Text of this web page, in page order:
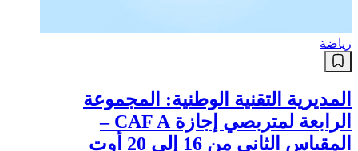
رياضة
المديرية التقنية الوطنية: المجموعة
الرابعة لمتربصي إجازة CAF A –
المقياس الثاني من 16 إلى 20 أوت